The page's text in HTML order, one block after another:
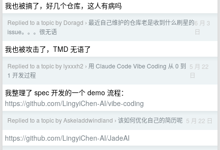
我也被搞了，好几个仓库，这人有病吗
Replied to a topic by Doragd › 最近自己维护的仓库老是收到什么刷星的
issue。。。很无语
6 月 3
日
我也被攻击了，TMD 无语了
Replied to a topic by lyxxxh2 › 用 Claude Code Vibe Coding 从 0 到
1 开发过程
5 月 22
日
我整理了 spec 开发的一个 demo 流程：
https://github.com/LingyiChen-AI/vibe-coding
Replied to a topic by Askeladdwindland › 该如何优化自己的简历呢 5 月 22 日
https://github.com/LingyiChen-AI/JadeAI